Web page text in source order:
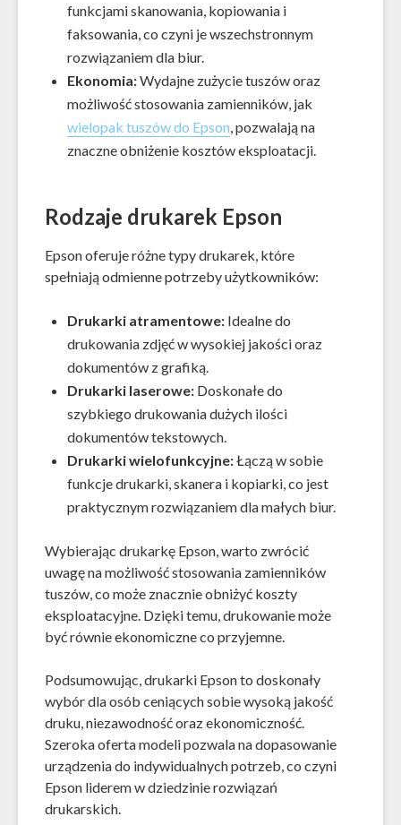
funkcjami skanowania, kopiowania i
faksowania, co czyni je wszechstronnym
rozwiązaniem dla biur.
Ekonomia:Wydajne zużycie tuszów oraz
możliwość stosowania zamienników, jak
wielopak tuszów do Epson, pozwalają na
znaczne obniżenie kosztów eksploatacji.
Rodzaje drukarek Epson
Epson oferuje różne typy drukarek, które
spełniają odmienne potrzeby użytkowników:
Drukarki atramentowe: Idealne do
drukowania zdjęć w wysokiej jakości oraz
dokumentów z grafiką.
Drukarki laserowe: Doskonałe do
szybkiego drukowania dużych ilości
dokumentów tekstowych.
Drukarki wielofunkcyjne:Łączą w sobie
funkcje drukarki, skanera i kopiarki, co jest
praktycznym rozwiązaniem dla małych biur.
Wybierając drukarkę Epson, warto zwrócić
uwagę na możliwość stosowania zamienników
tuszów, co może znacznie obniżyć koszty
eksploatacyjne. Dzięki temu, drukowanie może
być równie ekonomiczne co przyjemne.
Podsumowując, drukarki Epson to doskonały
wybór dla osób ceniących sobie wysoką jakość
druku, niezawodność oraz ekonomiczność.
Szeroka oferta modeli pozwala na dopasowanie
urządzenia do indywidualnych potrzeb, co czyni
Epson liderem w dziedzinie rozwiązań
drukarskich.